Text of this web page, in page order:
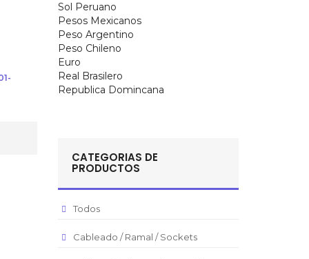
Sol Peruano
Pesos Mexicanos
Peso Argentino
Peso Chileno
Euro
Real Brasilero
Republica Domincana
CATEGORIAS DE
PRODUCTOS
Todos
Cableado / Ramal / Sockets